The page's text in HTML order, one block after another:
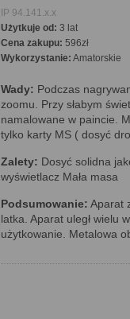
IP 94.141.x.x
Użytkuje od: 3 lat
Cena zakupu: 596zł
Wykorzystanie: Amatorskie
Wady: Podczas
zoomu. Przy słabym
namalowane w paincie.
tylko karty MS ( dosyć
Zalety: Dosyć solidna
wyświetlacz Mała masa
Podsumowanie: Aparat
latka. Aparat uległ wielu
użytkowanie. Metalowa